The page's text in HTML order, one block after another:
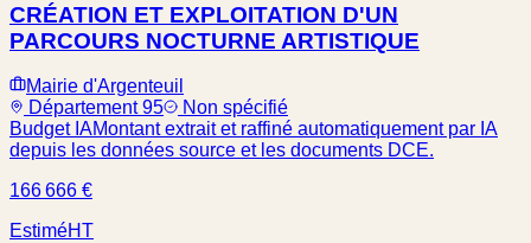
CRÉATION ET EXPLOITATION D'UN
PARCOURS NOCTURNE ARTISTIQUE
Mairie d'Argenteuil
Département 95
Non spécifié
Budget IAMontant extrait et raffiné automatiquement par IA
depuis les données source et les documents DCE.
166 666 €
EstiméHT